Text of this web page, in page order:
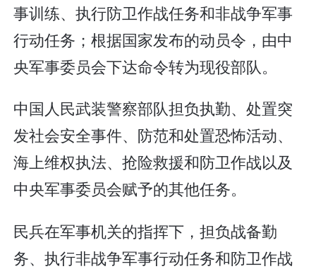
事训练、执行防卫作战任务和非战争军事
行动任务；根据国家发布的动员令，由中
央军事委员会下达命令转为现役部队。
中国人民武装警察部队担负执勤、处置突
发社会安全事件、防范和处置恐怖活动、
海上维权执法、抢险救援和防卫作战以及
中央军事委员会赋予的其他任务。
民兵在军事机关的指挥下，担负战备勤
务、执行非战争军事行动任务和防卫作战